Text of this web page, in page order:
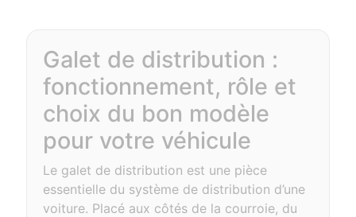
Galet de distribution :
fonctionnement, rôle et
choix du bon modèle
pour votre véhicule
Le galet de distribution est une pièce
essentielle du système de distribution d’une
voiture. Placé aux côtés de la courroie, du